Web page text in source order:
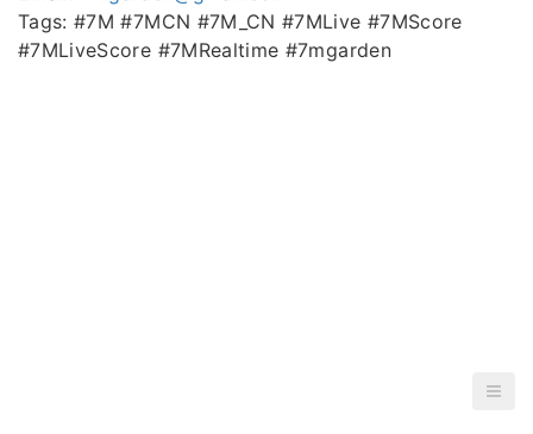
Tags: #7M #7MCN #7M_CN #7MLive #7MScore
#7MLiveScore #7MRealtime #7mgarden